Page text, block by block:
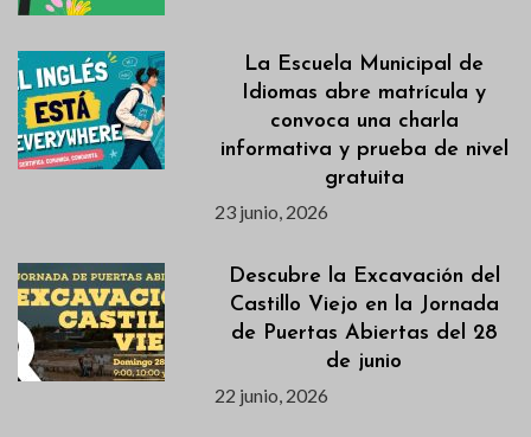
La Escuela Municipal de
Idiomas abre matrícula y
convoca una charla
informativa y prueba de nivel
gratuita
23 junio, 2026
Descubre la Excavación del
Castillo Viejo en la Jornada
de Puertas Abiertas del 28
de junio
22 junio, 2026